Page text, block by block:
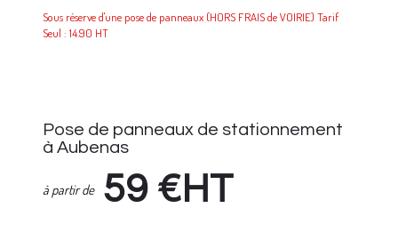
Sous réserve d'une pose de panneaux (HORS FRAIS de VOIRIE) Tarif
Seul : 14.90 HT
Pose de panneaux de stationnement
à Aubenas
à partir de 59 €HT